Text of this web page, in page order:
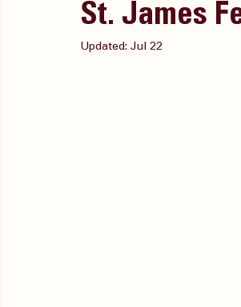
St. James
Updated: Jul 22